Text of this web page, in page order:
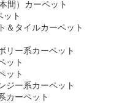
間）カーペット
ット
＆タイルカーペット
リー系カーペット
ット
ット
ジー系カーペット
カーペット